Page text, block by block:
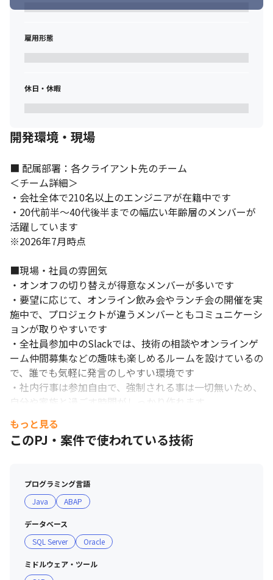
＜この仕事の面白み、魅力＞※2026年7月現在
来ており、選べるプロジェクト数も多いです
おり、平均残業時間は15時間以下です
雇用形態
休日・休暇
開発環境・現場
■ 配属部署：各クライアント先のチーム
＜チーム詳細＞
・会社全体で210名以上のエンジニアが在籍中です
・20代前半～40代後半までの幅広い年齢層のメンバーが
活躍しています
※2026年7月時点
■現場・社員の雰囲気
・オンオフの切り替えが得意なメンバーが多いです
・要望に応じて、オンライン飲み会やランチ会の開催を実
施中で、プロジェクトが違うメンバーともコミュニケーシ
ョンが取りやすいです
・全社員参加中のSlackでは、技術の相談やオンラインゲ
ーム仲間募集などの趣味も楽しめるルームを設けているの
で、誰でも気軽に発言のしやすい環境です
・社内行事は参加自由で、強制される事は一切無いため、
自分や家族と過ごす時間がしっかり作れます
■ 社風
・「エンジニアファースト」をスローガンに掲げ、個人の
・代表と現場のメンバーとの距離も近く、技術に関する相
談など気軽にコミュニケーションが取れる環境です
・多様性と個性を大切にした会社作りをしています
・有給消化率は創立以降100％です
もっと見る
このPJ・案件で使われている技術
プログラミング言語
Java
ABAP
データベース
SQL Server
Oracle
ミドルウェア・ツール